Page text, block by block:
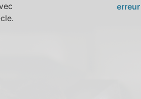
erreur